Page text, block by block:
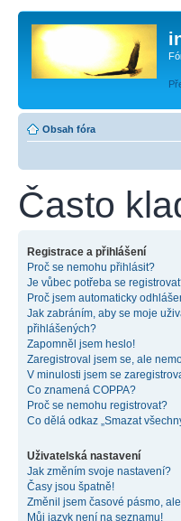
Obsah fóra
Často
Registrace a přihlášení
Proč se nemohu přihlásit?
Je vůbec potřeba se
Proč jsem automaticky
Jak zabráním, aby se moje
přihlášených?
Zapomněl jsem heslo!
Zaregistroval jsem se, ale
V minulosti jsem se
Co znamená COPPA?
Proč se nemohu registrovat?
Co dělá odkaz „Smazat
Uživatelská nastavení
Jak změním svoje nastavení?
Časy jsou špatně!
Změnil jsem časové pásmo,
Můj jazyk není na seznamu!